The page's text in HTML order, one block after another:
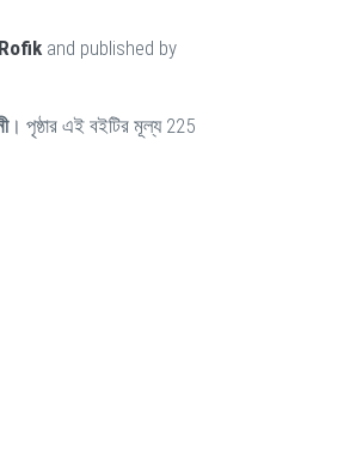
and published by
। পৃষ্ঠার এই বইটির মূল্য 225